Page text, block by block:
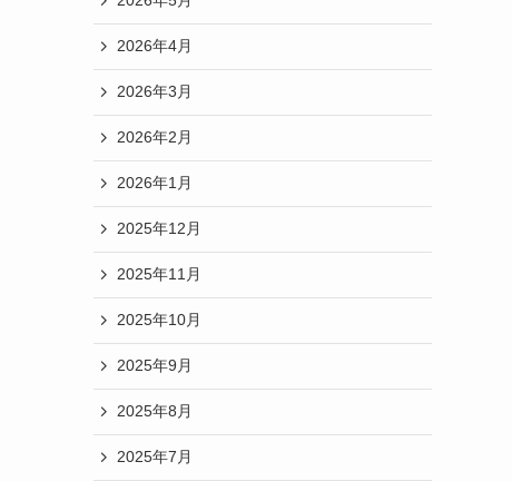
2026年4月
2026年3月
2026年2月
2026年1月
2025年12月
2025年11月
2025年10月
2025年9月
2025年8月
2025年7月